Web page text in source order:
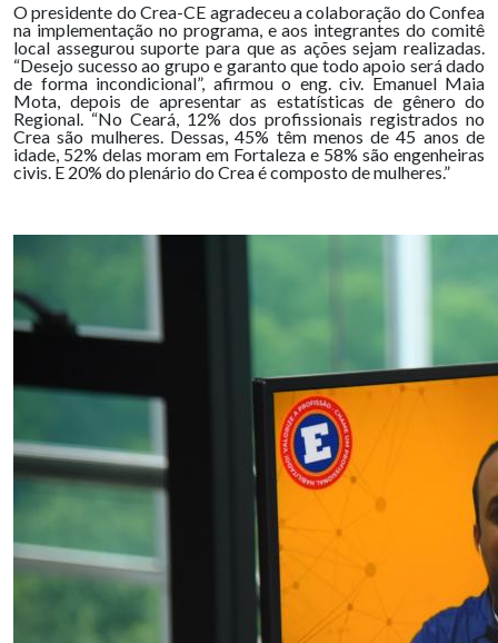
O presidente do Crea-CE agradeceu a colaboração do Confea
na implementação no programa, e aos integrantes do comitê
local assegurou suporte para que as ações sejam realizadas.
“Desejo sucesso ao grupo e garanto que todo apoio será dado
de forma incondicional”, afirmou o eng. civ. Emanuel Maia
Mota, depois de apresentar as estatísticas de gênero do
Regional. “No Ceará, 12% dos profissionais registrados no
Crea são mulheres. Dessas, 45% têm menos de 45 anos de
idade, 52% delas moram em Fortaleza e 58% são engenheiras
civis. E 20% do plenário do Crea é composto de mulheres.”